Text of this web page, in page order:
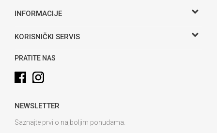
Gama S doo
Adresa
Telefon:
Email:
Račun
3381902212258898
INFORMACIJE
O nama
KORISNIČKI SERVIS
Uslovi korišćenja i prodaje
Kako kupiti
Plaćanje karticama
Isporuka
PRATITE NAS
NEWSLETTER
Saznajte prvi o najboljim ponudama.